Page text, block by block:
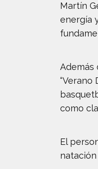
Martín
energía
Además
“Verano
como
El